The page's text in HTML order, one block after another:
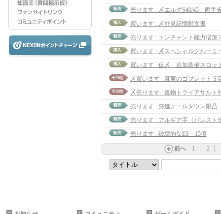
売ります : 〆エルグS40/45 両手
買います : 〆外見記憶呪文書
〆買います : 真実のゴブレット S
〆売ります : 遺物トライアサルト
売ります : 突進クールダウン限凸
売ります : アルギア手（バレスト
売ります : 破壊的なES 15億
前へ 1 2